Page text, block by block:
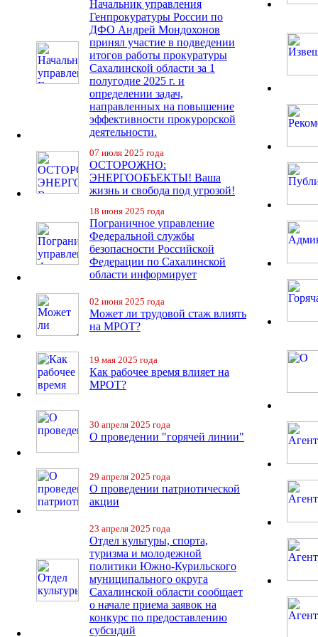
Начальник управления
Генпрокуратуры России по
ДФО Андрей Мондохонов
принял участие в подведении
итогов работы прокуратуры
Сахалинской области за 1
полугодие 2025 г. и
определении задач,
направленных на повышение
эффективности прокурорской
деятельности.
07 июля 2025 года
ОСТОРОЖНО:
ЭНЕРГООБЪЕКТЫ! Ваша
жизнь и свобода под угрозой!
18 июня 2025 года
Пограничное управление
Федеральной службы
безопасности Российской
Федерации по Сахалинской
области информирует
02 июня 2025 года
Может ли трудовой стаж влиять
на МРОТ?
19 мая 2025 года
Как рабочее время влияет на
МРОТ?
30 апреля 2025 года
О проведении "горячей линии"
29 апреля 2025 года
О проведении патриотической
акции
23 апреля 2025 года
Отдел культуры, спорта,
туризма и молодежной
политики Южно-Курильского
муниципального округа
Сахалинской области сообщает
о начале приема заявок на
конкурс по предоставлению
субсидий